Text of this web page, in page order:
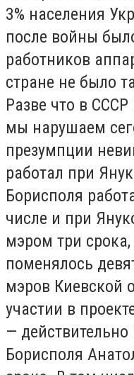
3% населения
после войны
работников
стране не было
Разве что в
мы нарушаем
презумпции
работал при
Борисполя
числе и при
мэром три
поменялось
мэров Киевской
участии в
— действительно
Борисполя